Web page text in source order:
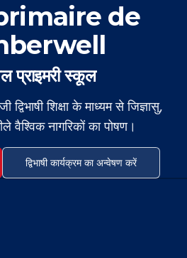
de
प्राइमरी स्कूल
शिक्षा के माध्यम से जिज्ञासु,
वैश्विक नागरिकों का पोषण।
द्विभाषी कार्यक्रम का अन्वेषण करें